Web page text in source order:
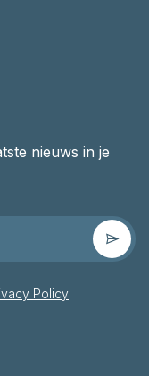
nieuws in je
Policy